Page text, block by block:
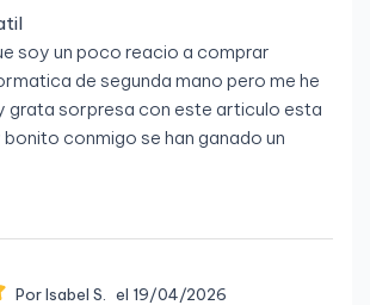
soy un poco reacio a comprar
de segunda mano pero me he
grata sorpresa con este articulo esta
conmigo se han ganado un
Por Isabel S.
el 19/04/2026